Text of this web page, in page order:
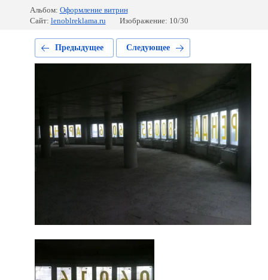
Альбом: Оформление витрин
Сайт: lenoblreklama.ru Изображение: 10/30
Предыдущее Следующее